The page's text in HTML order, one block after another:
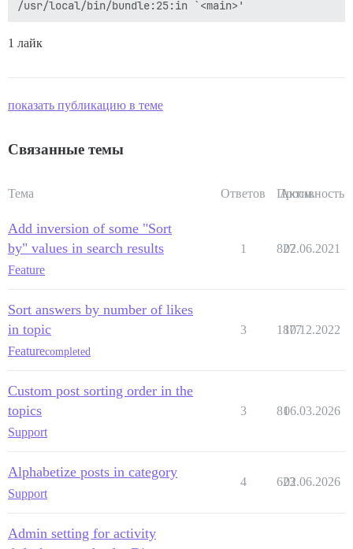
1 лайк
показать публикацию в теме
Связанные темы
Тема Ответов Просм.
Активность
Add inversion of some "Sort
by" values in search results
Feature
1 827
02.06.2021
Sort answers by number of likes
in topic
Featurecompleted
3 1877
10.12.2022
Custom post sorting order in the
topics
Support
3 8106.03.2026
Alphabetize posts in category
Support
4 623
02.06.2026
Admin setting for activity